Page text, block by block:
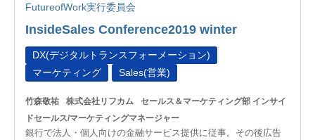
FutureofWork実行委員会
InsideSales Conference2019 winter
DX(デジタルトランスフォーメーション)
マーケティング
Sales(営業)
竹森敬祐 株式会社リフカム
セールス＆マーケティング部 インサイ
ドセールス/マーケティングマネージャー
銀行で法人・個人向けの金融サービス提供に従事。その後広告